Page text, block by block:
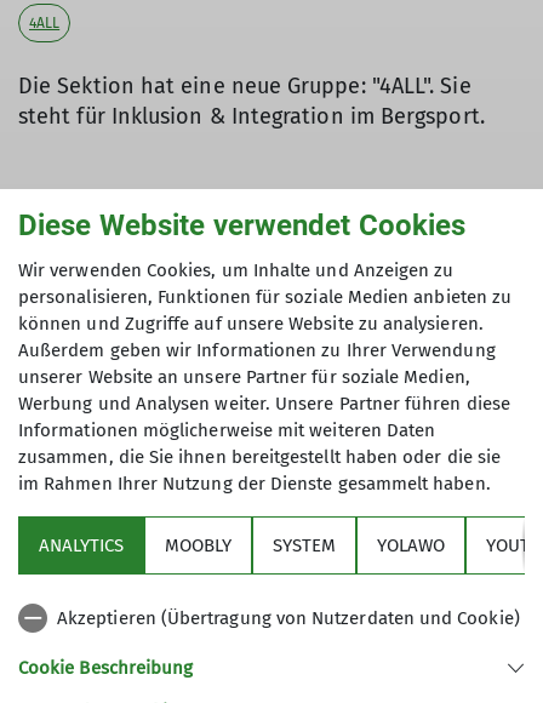
4ALL
Die Sektion hat eine neue Gruppe: "4ALL". Sie
steht für Inklusion & Integration im Bergsport.
Am 13. Juni 2024 fand der erste Bergabend „4 ALL“
waren viele Mitglieder, Interessierte, Betroffene
und Institutionen vertreten. Dieser Bergabend
war der Auftakt für die Themen Inklusion und
Integration im Bergsportprogramm unserer
Sektion.
„4 ALL“ gibt es zunächst in unserer Klettergruppe
und ist zukünftig auch auf unsere anderen
Gruppen übertragbar.
Aktuell bilden 14 Sektionsmitglieder das Team „4
ALL“ und unterstützen das Projekt.
Die nächsten Termine unter dem Motto "Lass uns
gemeinsam klettern!" sind am 3. September und
am 17. September 2024 jeweils von 17:00 Uhr bis
Diese Website verwendet Cookies
Wir verwenden Cookies, um Inhalte und Anzeigen zu
personalisieren, Funktionen für soziale Medien anbieten zu
können und Zugriffe auf unsere Website zu analysieren.
Außerdem geben wir Informationen zu Ihrer Verwendung
unserer Website an unsere Partner für soziale Medien,
Werbung und Analysen weiter. Unsere Partner führen diese
Informationen möglicherweise mit weiteren Daten
zusammen, die Sie ihnen bereitgestellt haben oder die sie
im Rahmen Ihrer Nutzung der Dienste gesammelt haben.
ANALYTICS MOOBLY SYSTEM YOLAWO
Akzeptieren (Übertragung von Nutzerdaten und Cookie)
Cookie Beschreibung